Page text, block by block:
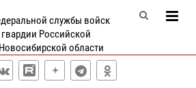
службы войск
Российской
области